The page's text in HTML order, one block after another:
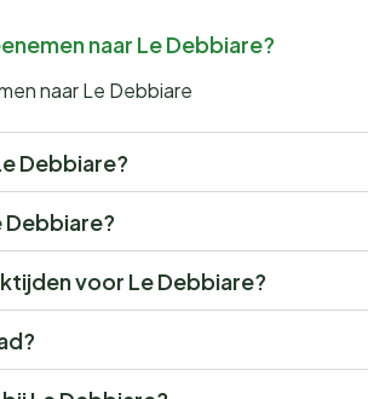
naar Le Debbiare?
naar Le Debbiare
Debbiare?
Debbiare?
voor Le Debbiare?